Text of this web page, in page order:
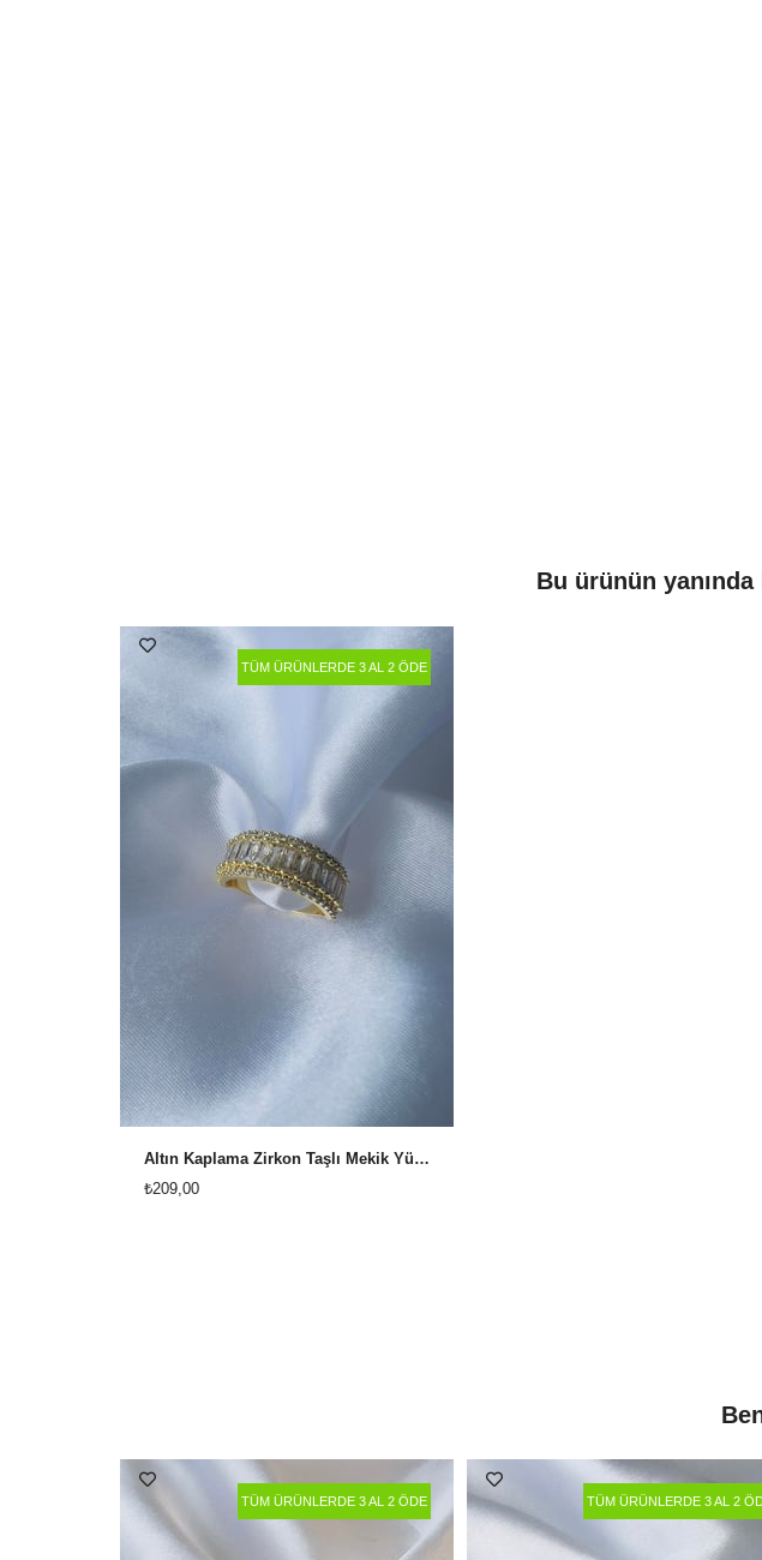
Bu ürünün
Altın Kaplama Zirkon Taşlı Mekik Yüzük
₺209,00
TÜM ÜRÜNLERDE 3 AL 2 ÖDE
TÜM ÜRÜNLERDE 3 AL 2 ÖDE TÜM ÜRÜNLERDE 3 AL 2